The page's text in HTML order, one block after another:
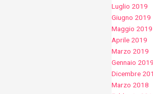
Luglio 2019
Giugno 2019
Maggio 2019
Aprile 2019
Marzo 2019
Gennaio 2019
Dicembre
Marzo 2018